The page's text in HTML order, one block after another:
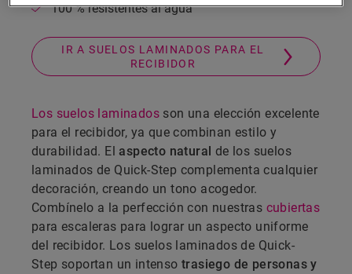
100 % resistentes al agua
IR A SUELOS LAMINADOS PARA EL
RECIBIDOR
Los suelos laminados son una elección excelente
para el recibidor, ya que combinan estilo y
durabilidad. Elaspecto natural de los suelos
laminados de Quick-Step complementa cualquier
decoración, creando un tono acogedor.
Combínelo a la perfección con nuestras cubiertas
para escaleras para lograr un aspecto uniforme
del recibidor. Los suelos laminados de Quick-
Step soportan un intenso trasiego de personas y